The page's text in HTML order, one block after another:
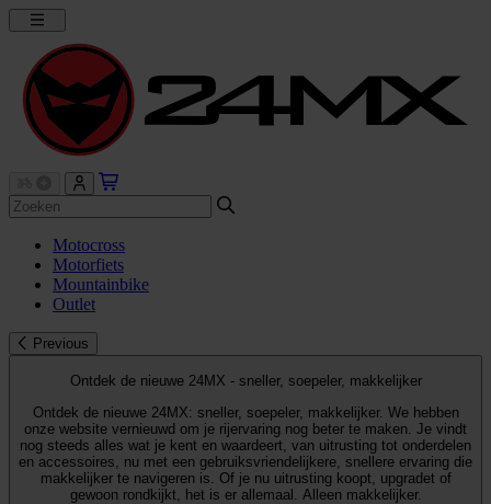
Motocross
Motorfiets
Mountainbike
Outlet
Previous
Ontdek de nieuwe 24MX - sneller, soepeler, makkelijker
Ontdek de nieuwe 24MX: sneller, soepeler, makkelijker. We hebben
onze website vernieuwd om je rijervaring nog beter te maken. Je vindt
nog steeds alles wat je kent en waardeert, van uitrusting tot onderdelen
en accessoires, nu met een gebruiksvriendelijkere, snellere ervaring die
makkelijker te navigeren is. Of je nu uitrusting koopt, upgradet of
gewoon rondkijkt, het is er allemaal. Alleen makkelijker.